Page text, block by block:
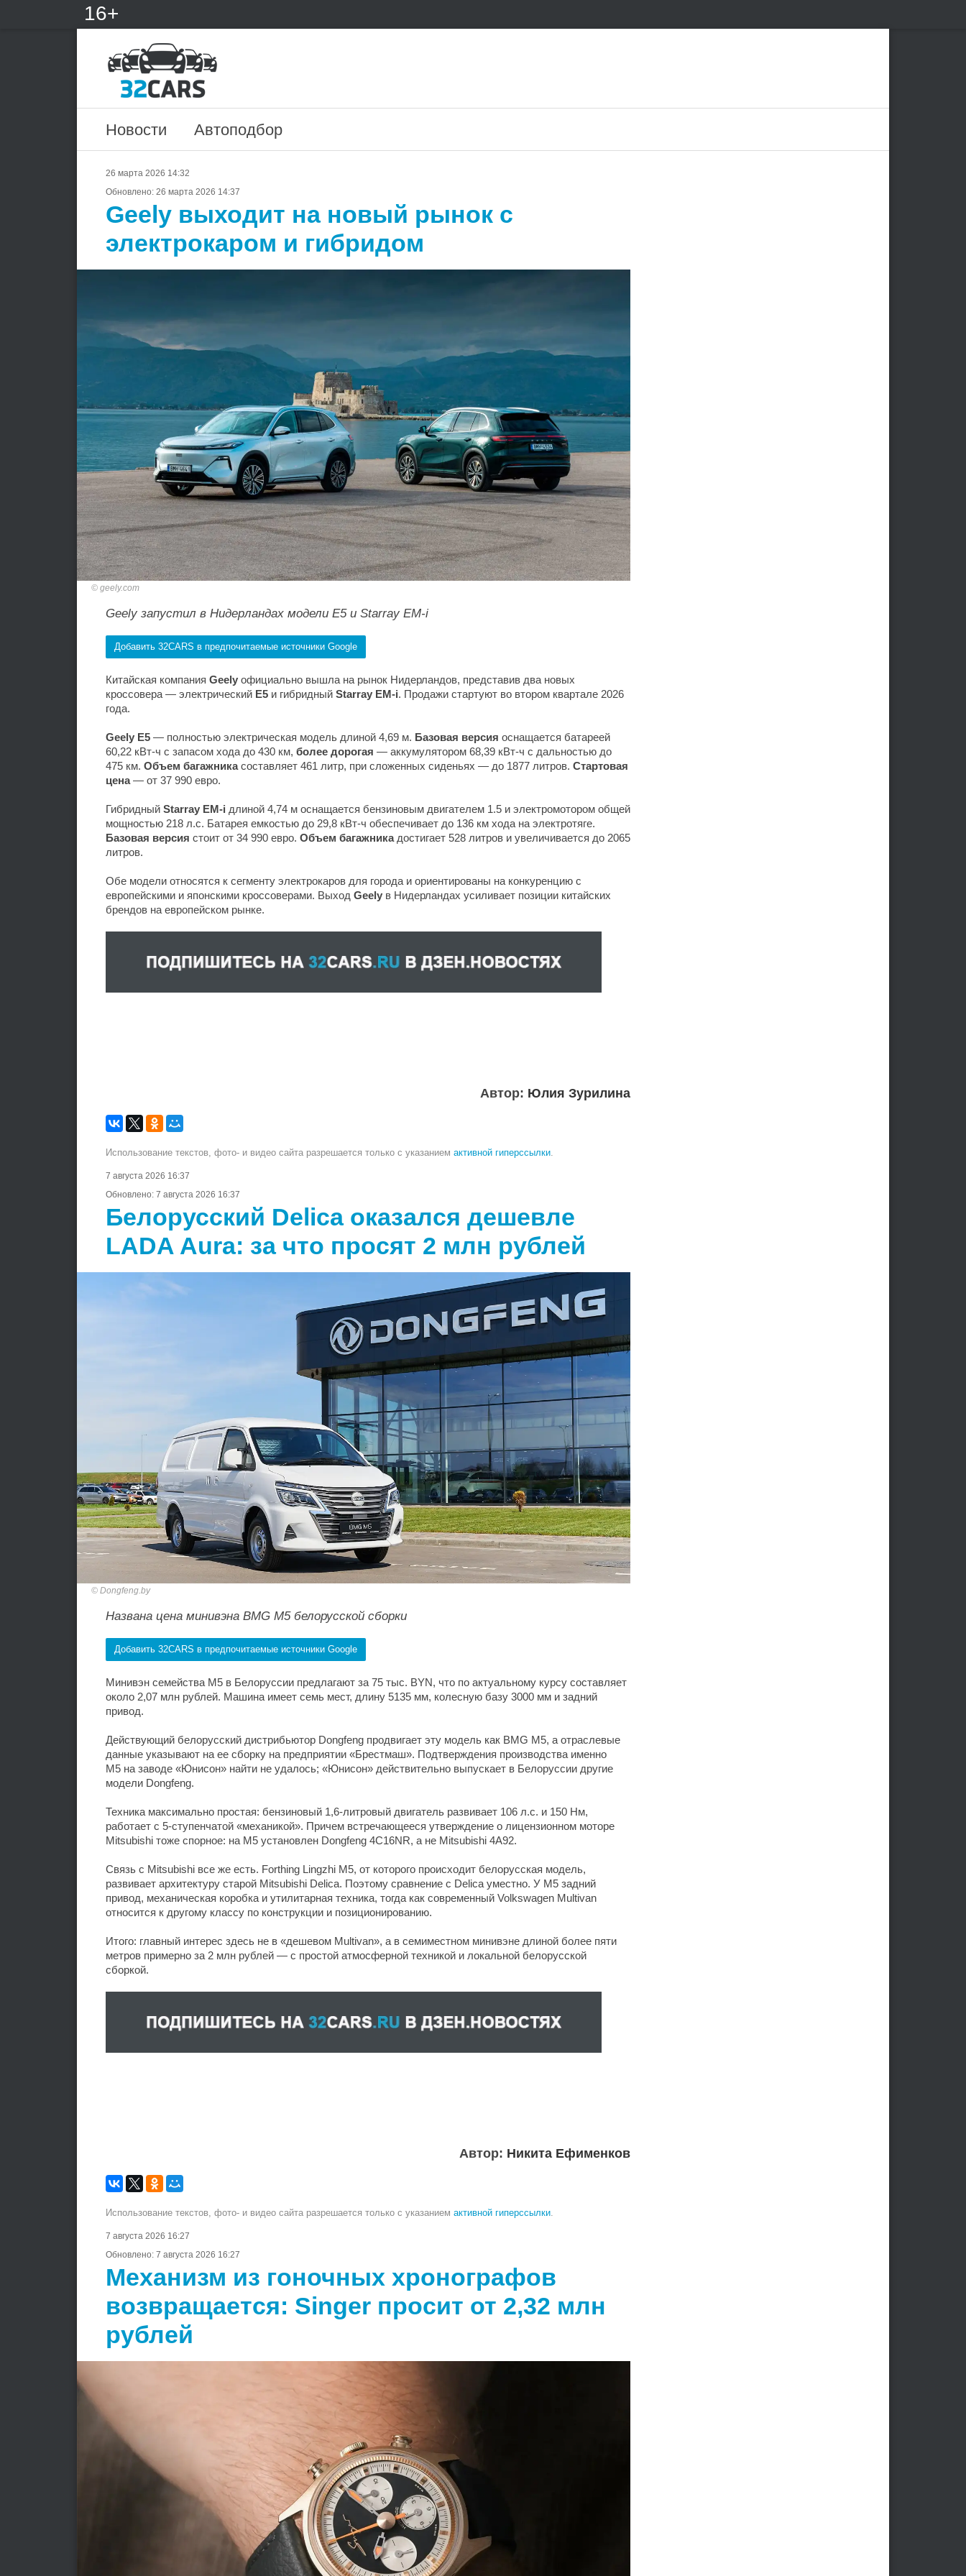
16+
Новости Автоподбор
26 марта 2026 14:32
Обновлено: 26 марта 2026 14:37
Geely выходит на новый рынок с
электрокаром и гибридом
geely.com
Geely запустил в Нидерландах модели E5 и Starray EM-i
Добавить 32CARS в предпочитаемые источники Google
Китайская компания Geely официально вышла на рынок Нидерландов, представив два новых
кроссовера — электрический E5 и гибридный Starray EM-i. Продажи стартуют во втором квартале 2026
года.
Geely E5 — полностью электрическая модель длиной 4,69 м. Базовая версия оснащается батареей
60,22 кВт-ч с запасом хода до 430 км, более дорогая — аккумулятором 68,39 кВт-ч с дальностью до
475 км. Объем багажникасоставляет 461 литр, при сложенных сиденьях — до 1877 литров. Стартовая
цена— от 37 990 евро.
Гибридный Starray EM-i длиной 4,74 м оснащается бензиновым двигателем 1.5 и электромотором общей
мощностью 218 л.с. Батарея емкостью до 29,8 кВт-ч обеспечивает до 136 км хода на электротяге.
Базовая версия стоит от 34 990 евро. Объем багажникадостигает 528 литров и увеличивается до 2065
литров.
Обе модели относятся к сегменту электрокаров для города и ориентированы на конкуренцию с
европейскими и японскими кроссоверами. Выход Geely в Нидерландах усиливает позиции китайских
брендов на европейском рынке.
Автор: Юлия Зурилина
Использование текстов, фото- и видео сайта разрешается только с указанием активной гиперссылки.
7 августа 2026 16:37
Обновлено: 7 августа 2026 16:37
Белорусский Delica оказался дешевле
LADA Aura: за что просят 2 млн рублей
Dongfeng.by
Названа цена минивэна BMG M5 белорусской сборки
Добавить 32CARS в предпочитаемые источники Google
Минивэн семейства M5 в Белоруссии предлагают за 75 тыс. BYN, что по актуальному курсу составляет
около 2,07 млн рублей. Машина имеет семь мест, длину 5135 мм, колесную базу 3000 мм и задний
привод.
Действующий белорусский дистрибьютор Dongfeng продвигает эту модель как BMG M5, а отраслевые
данные указывают на ее сборку на предприятии «Брестмаш». Подтверждения производства именно
M5 на заводе «Юнисон» найти не удалось; «Юнисон» действительно выпускает в Белоруссии другие
модели Dongfeng.
Техника максимально простая: бензиновый 1,6-литровый двигатель развивает 106 л.с. и 150 Нм,
работает с 5-ступенчатой «механикой». Причем встречающееся утверждение о лицензионном моторе
Mitsubishi тоже спорное: на M5 установлен Dongfeng 4C16NR, а не Mitsubishi 4A92.
Связь с Mitsubishi все же есть. Forthing Lingzhi M5, от которого происходит белорусская модель,
развивает архитектуру старой Mitsubishi Delica. Поэтому сравнение с Delica уместно. У M5 задний
привод, механическая коробка и утилитарная техника, тогда как современный Volkswagen Multivan
относится к другому классу по конструкции и позиционированию.
Итого: главный интерес здесь не в «дешевом Multivan», а в семиместном минивэне длиной более пяти
метров примерно за 2 млн рублей — с простой атмосферной техникой и локальной белорусской
сборкой.
Автор: Никита Ефименков
Использование текстов, фото- и видео сайта разрешается только с указанием активной гиперссылки.
7 августа 2026 16:27
Обновлено: 7 августа 2026 16:27
Механизм из гоночных хронографов
возвращается: Singer просит от 2,32 млн
рублей